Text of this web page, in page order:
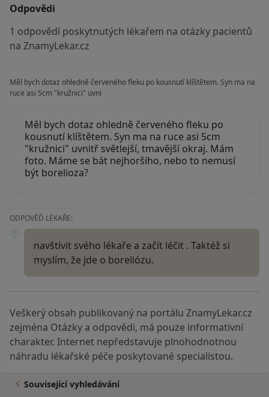
Odpovědi
1 odpovědí poskytnutých lékařem na otázky pacientů
na ZnamyLekar.cz
Měl bych dotaz ohledně červeného fleku po kousnutí klíštětem. Syn ma na
ruce asi 5cm "kružnici" uvni
Měl bych dotaz ohledně červeného fleku po
kousnutí klíštětem. Syn ma na ruce asi 5cm
"kružnici" uvnitř světlejší, tmavější okraj. Mám
foto. Máme se bát nejhoršího, nebo to nemusí
být borelioza?
ODPOVĚĎ LÉKAŘE:
navštívit svého lékaře a začít léčit . Taktéž si
myslím, že jde o boreliózu.
Veškerý obsah publikovaný na portálu ZnamyLekar.cz
zejména Otázky a odpovědi, má pouze informativní
charakter. Internet nepředstavuje plnohodnotnou
náhradu lékařské péče poskytované specialistou.
Související vyhledávání